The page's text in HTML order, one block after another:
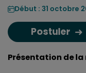
Début : 31 octobre
Postuler
Présentation de la